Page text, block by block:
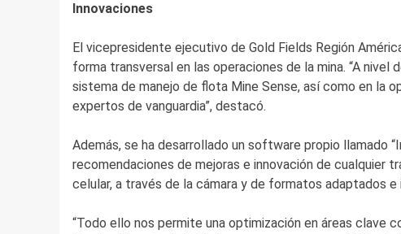
Innovaciones
El vicepresidente ejecutivo de Gold Fields Región
forma transversal en las operaciones de la mina. “A nivel
sistema de manejo de flota Mine Sense, así como en la
expertos de vanguardia”, destacó.
Además, se ha desarrollado un software propio llamado
recomendaciones de mejoras e innovación de cualquier
celular, a través de la cámara y de formatos adaptados e
“Todo ello nos permite una optimización en áreas clave